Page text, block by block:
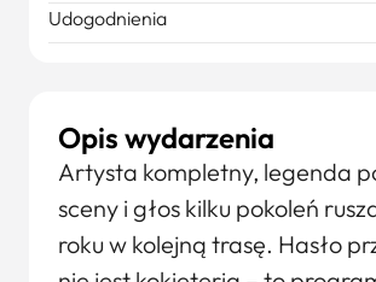
Opis wydarzenia
Artysta kompletny, legenda
sceny i głos kilku pokoleń
roku w kolejną trasę. Hasło
Udogodnienia